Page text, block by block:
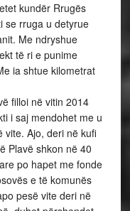
kundër Rrugës
se rruga u detyrue
Me ndryshue
të ri e punime
ia shtue kilometrat
filloi në vitin 2014
i saj mendohet me u
vite. Ajo, deri në kufi
Plavë shkon në 40
po hapet me fonde
e të komunës
pesë vite deri në